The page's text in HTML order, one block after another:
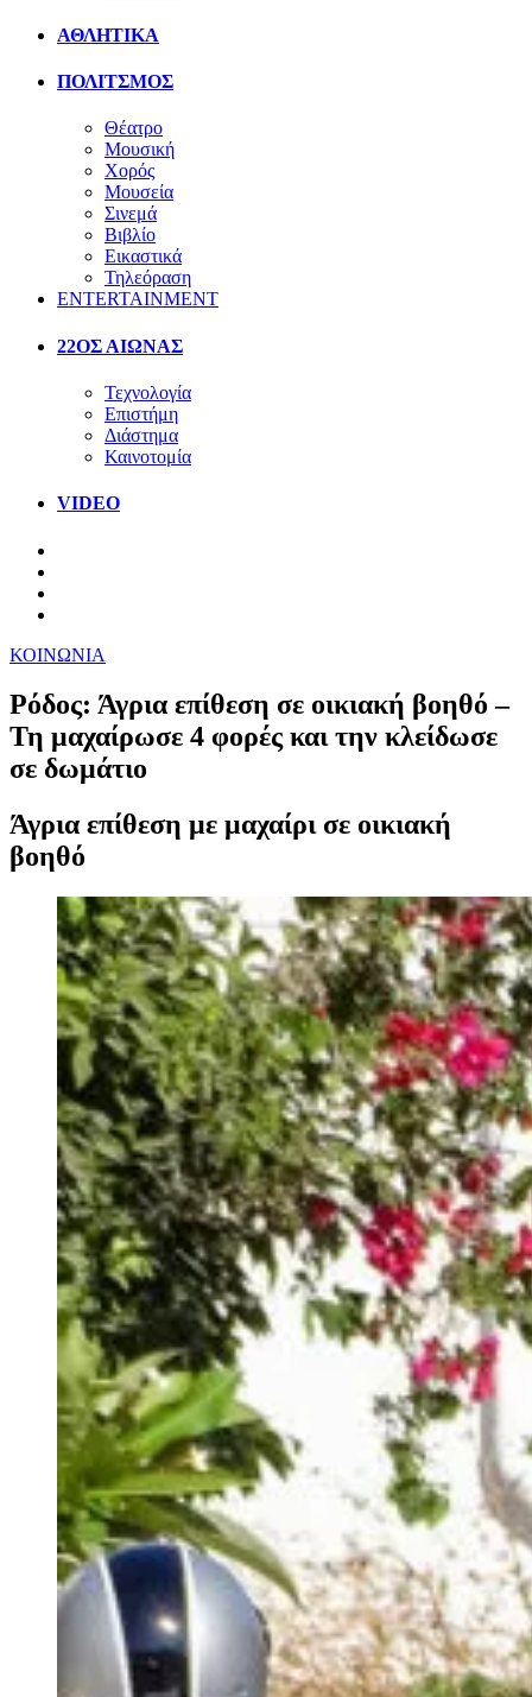
ΑΘΛΗΤΙΚΑ
ΠΟΛΙΤΣΜΟΣ
Θέατρο
Μουσική
Χορός
Μουσεία
Σινεμά
Βιβλίο
Εικαστικά
Τηλεόραση
ENTERTAINMENT
22ΟΣ ΑΙΩΝΑΣ
Τεχνολογία
Επιστήμη
Διάστημα
Καινοτομία
VIDEO
ΚΟΙΝΩΝΙΑ
Ρόδος: Άγρια επίθεση σε οικιακή βοηθό –
Τη μαχαίρωσε 4 φορές και την κλείδωσε
σε δωμάτιο
Άγρια επίθεση με μαχαίρι σε οικιακή
βοηθό